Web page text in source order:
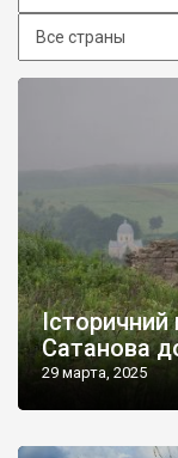
Сатанова
29 марта, 2025